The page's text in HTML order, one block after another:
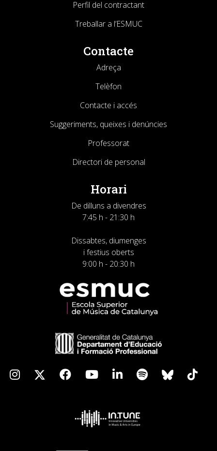
Perfil del contractant
Treballar a l’ESMUC
Contacte
Adreça
Telèfon
Contacte i accés
Suggeriments, queixes i denúncies
Professorat
Directori de personal
Horari
De dilluns a divendres
7:45 h - 21:30 h
Dissabtes, diumenges
i festius oberts
9:00 h - 20:30 h